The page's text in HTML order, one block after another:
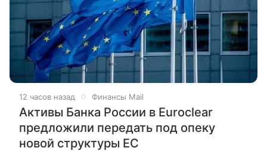
12 часов назад Финансы Mail
Активы Банка России в Euroclear
предложили передать под опеку
новой структуры ЕС